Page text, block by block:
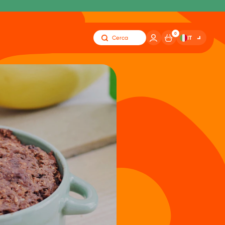
Cerca
0
IT